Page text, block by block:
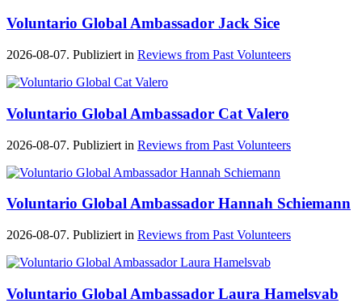
Voluntario Global Ambassador Jack Sice
2026-08-07. Publiziert in Reviews from Past Volunteers
Voluntario Global Ambassador Cat Valero
2026-08-07. Publiziert in Reviews from Past Volunteers
Voluntario Global Ambassador Hannah Schiemann
2026-08-07. Publiziert in Reviews from Past Volunteers
Voluntario Global Ambassador Laura Hamelsvab